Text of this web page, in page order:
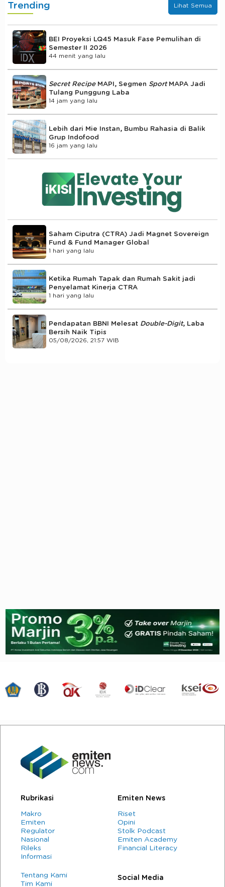
Trending Lihat Semua
BEI Proyeksi LQ45 Masuk Fase Pemulihan di
Semester II 2026
44 menit yang lalu
Secret RecipeMAPI, Segmen Sport MAPA Jadi
Tulang Punggung Laba
14 jam yang lalu
Lebih dari Mie Instan, Bumbu Rahasia di Balik
Grup Indofood
16 jam yang lalu
Saham Ciputra (CTRA) Jadi Magnet Sovereign
Fund & Fund Manager Global
1 hari yang lalu
Ketika Rumah Tapak dan Rumah Sakit jadi
Penyelamat Kinerja CTRA
1 hari yang lalu
Pendapatan BBNI Melesat Double-Digit, Laba
Bersih Naik Tipis
05/08/2026, 21:57 WIB
Rubrikasi
Makro
Emiten
Regulator
Nasional
Rileks
Informasi
Emiten News
Riset
Opini
Stolk Podcast
Emiten Academy
Financial Literacy
Tentang Kami
Tim Kami
Social Media